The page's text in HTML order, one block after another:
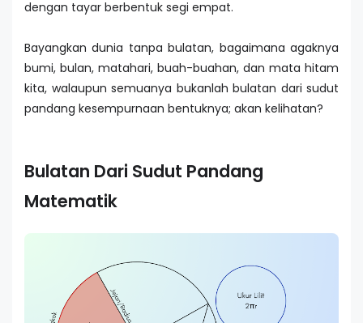
dengan tayar berbentuk segi empat.
Bayangkan dunia tanpa bulatan, bagaimana agaknya
bumi, bulan, matahari, buah-buahan, dan mata hitam
kita, walaupun semuanya bukanlah bulatan dari sudut
pandang kesempurnaan bentuknya; akan kelihatan?
Bulatan Dari Sudut Pandang
Matematik